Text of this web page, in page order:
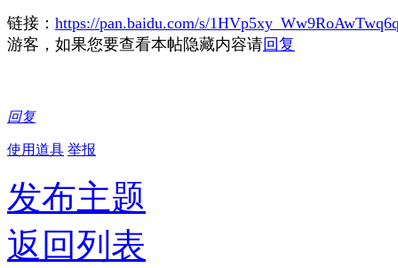
链接： https://pan.baidu.com/s/
游客，如果您要查看本帖隐藏内容请回复
回复
使用道具 举报
发布主题
返回列表